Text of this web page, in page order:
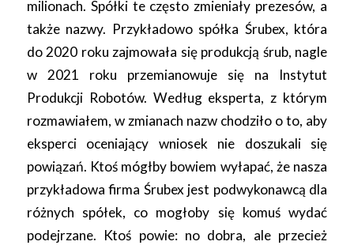
milionach. Spółki te często zmieniały prezesów, a
także nazwy. Przykładowo spółka Śrubex, która
do 2020 roku zajmowała się produkcją śrub, nagle
w 2021 roku przemianowuje się na Instytut
Produkcji Robotów. Według eksperta, z którym
rozmawiałem, w zmianach nazw chodziło o to, aby
eksperci oceniający wniosek nie doszukali się
powiązań. Ktoś mógłby bowiem wyłapać, że nasza
przykładowa firma Śrubex jest podwykonawcą dla
różnych spółek, co mogłoby się komuś wydać
podejrzane. Ktoś powie: no dobra, ale przecież